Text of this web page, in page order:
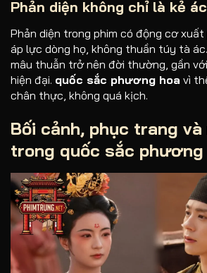
Phản diện không chỉ là kẻ
Phản diện trong phim có động cơ
áp lực dòng họ, không thuần túy tà
mâu thuẫn trở nên đời thường, gần
hiện đại. quốc sắc phương hoa vì
chân thực, không quá kịch.
Bối cảnh, phục trang
trong quốc sắc phương